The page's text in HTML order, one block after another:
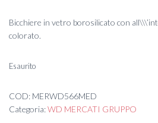
Bicchiere in vetro borosilicato con
colorato.
Esaurito
COD: MERWD566MED
Categoria:WD MERCATI GRUPPO